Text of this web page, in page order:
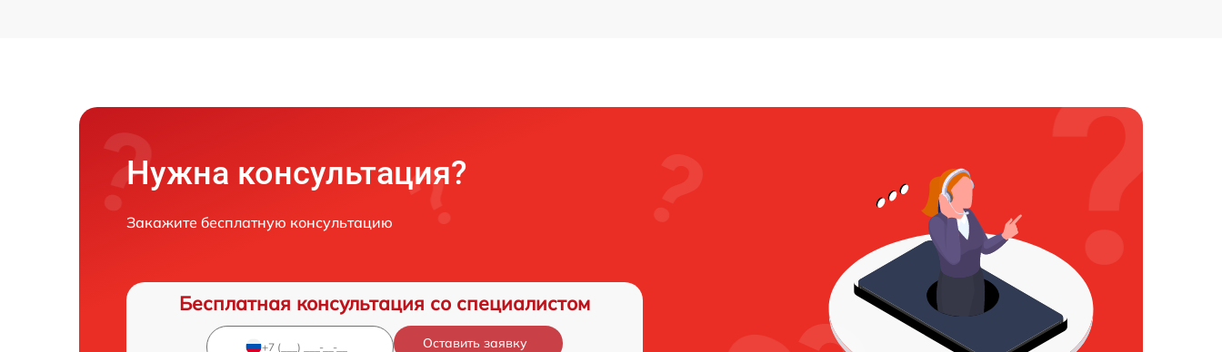
Нужна консультация?
Закажите бесплатную консультацию
Бесплатная консультация со специалистом
Оставить заявку